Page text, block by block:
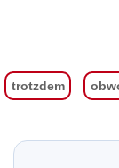
trotzdem